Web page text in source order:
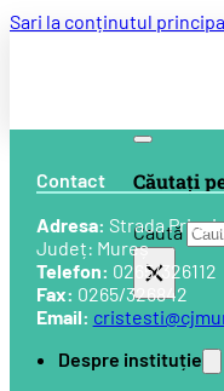
Sari la conținutul
Căutați
Caută
×
Despre instituție
Contact
Adresa: Strada
Județ: Mureș
Telefon: 0265/326112
Fax: 0265/326842
Email: